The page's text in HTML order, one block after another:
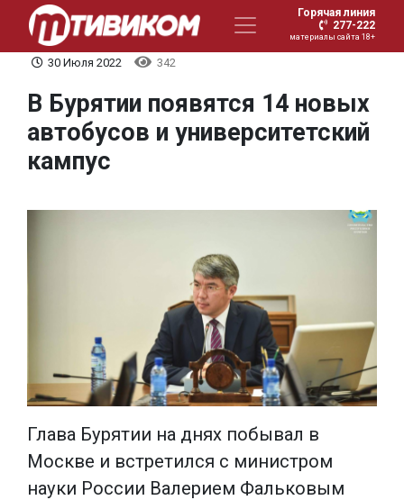
Горячая линия
277-222
материалы сайта 18+
30 Июля 2022 342
В Бурятии появятся 14 новых
автобусов и университетский
кампус
Глава Бурятии на днях побывал в
Москве и встретился с министром
науки России Валерием Фальковым